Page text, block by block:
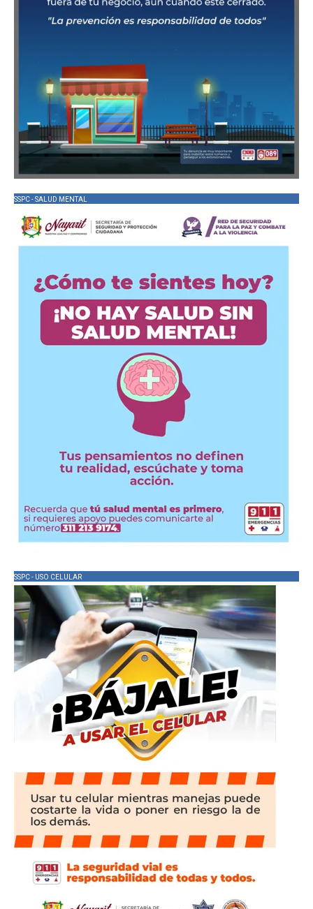
SSPC - SALUD MENTAL
SSPC - USO CELULAR